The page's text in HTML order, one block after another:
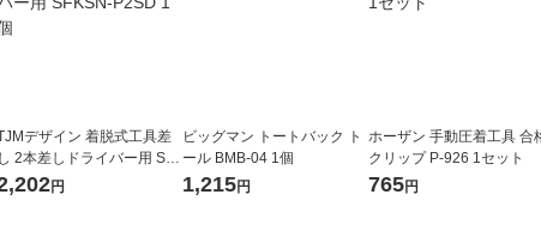
デザイン 着脱式工具差
し 2本差しドライバー用 SF
P2SD 1個
円
ビッグマン トートバック ト
ール BMB-04 1個
1,215円
ホーザン 手動圧着工具 合
クリップ P-926 1セット
765円